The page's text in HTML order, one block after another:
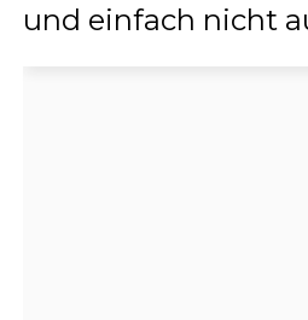
und einfach nicht